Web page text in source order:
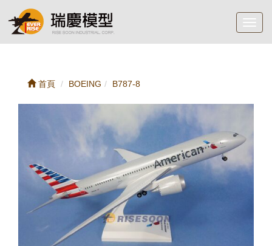
首頁 BOEING B787-8